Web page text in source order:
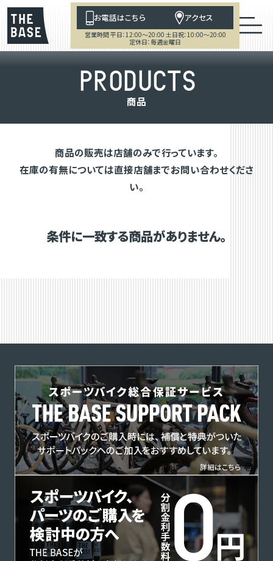
お電話はこちら アクセス
営業時間 平日：12:00～20:00 土日祝：10:00～20:00
定休日：毎週金曜日
PRODUCTS
商品
商品の販売は店舗のみで行っています。
在庫の有無については直接店舗までお問い合わせくださ
い。
条件に一致する商品がありません。